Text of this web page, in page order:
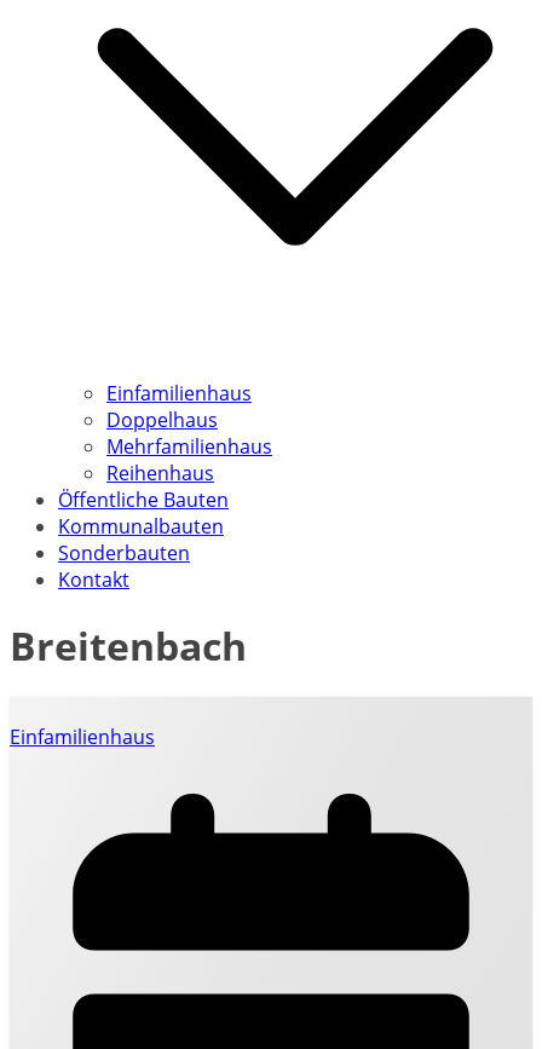
Einfamilienhaus
Doppelhaus
Mehrfamilienhaus
Reihenhaus
Öffentliche Bauten
Kommunalbauten
Sonderbauten
Kontakt
Breitenbach
Einfamilienhaus